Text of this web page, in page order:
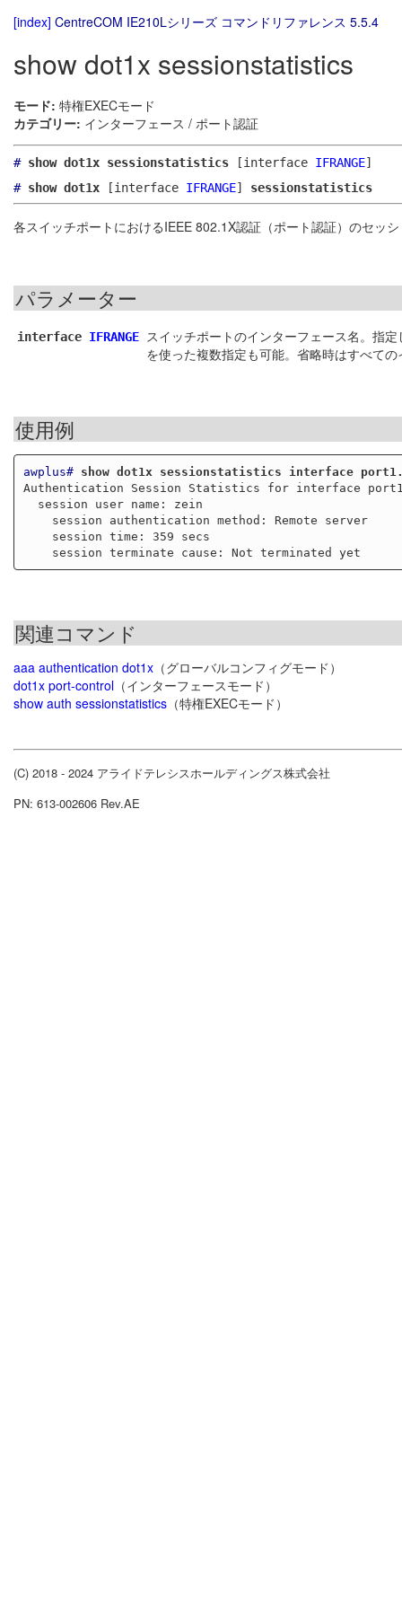
[index] CentreCOM IE210Lシリーズ コマンドリファレンス 5.5.4
show dot1x sessionstatistics
モード: 特権EXECモード
カテゴリー: インターフェース / ポート認証
# show dot1x sessionstatistics [interface IFRANGE]
# show dot1x [interface IFRANGE] sessionstatistics
各スイッチポートにおけるIEEE 802.1X認証（ポート認証）のセッ
パラメーター
interface IFRANGE スイッチポートのインターフェース名。指
を使った複数指定も可能。省略時はすべて
使用例
awplus#
show dot1x sessionstatistics interface
Authentication Session Statistics for interface
関連コマンド
aaa authentication dot1x （グローバルコンフィグモード）
dot1x port-control （インターフェースモード）
show auth sessionstatistics （特権EXECモード）
(C) 2018 - 2024 アライドテレシスホールディングス株式会社
PN: 613-002606 Rev.AE